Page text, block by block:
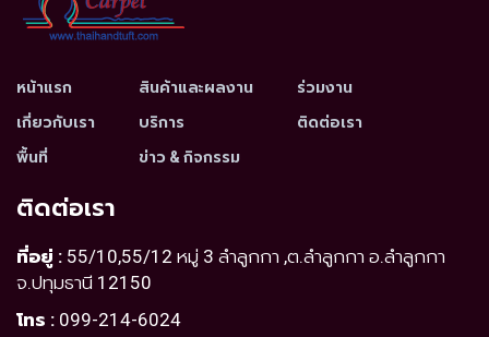
หน้าแรก
เกี่ยวกับเรา
พื้นที่
สินค้าและผลงาน
บริการ
ข่าว & กิจกรรม
ร่วมงาน
ติดต่อเรา
ติดต่อเรา
ที่อยู่ : 55/10,55/12 หมู่ 3 ลำลูกกา ,ต.ลำลูกกา อ.ลำลูกกา
จ.ปทุมธานี 12150
โทร : 099-214-6024